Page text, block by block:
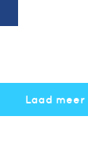
Laad meer